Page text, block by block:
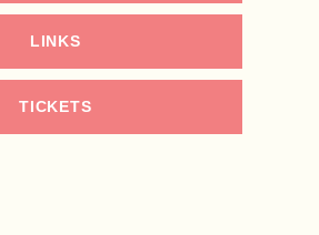
LINKS
TICKETS